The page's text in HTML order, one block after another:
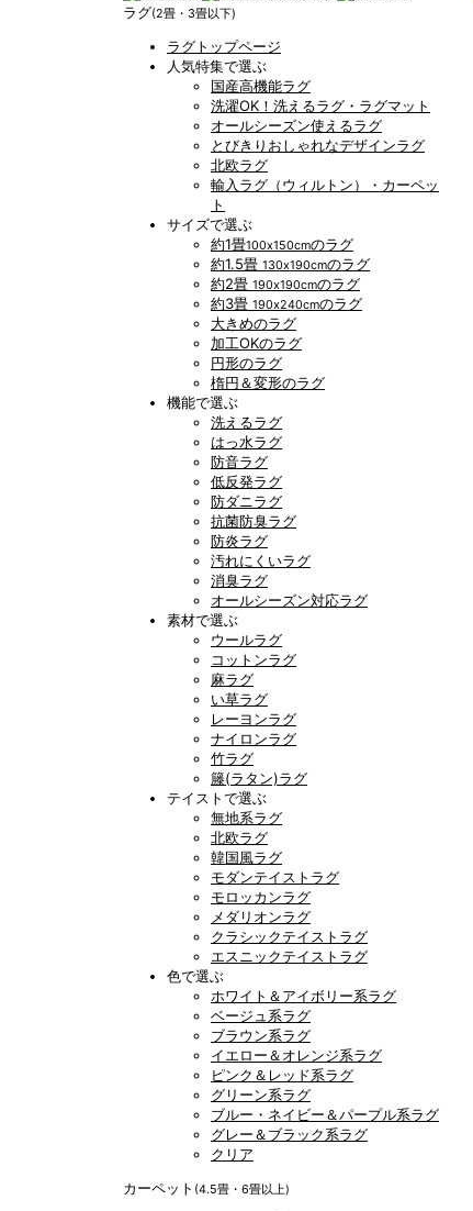
ラグ(2畳・3畳以下)
ラグトップページ
人気特集で選ぶ
国産高機能ラグ
洗濯OK！洗えるラグ・ラグマット
オールシーズン使えるラグ
とびきりおしゃれなデザインラグ
北欧ラグ
輸入ラグ（ウィルトン）・カーペッ
ト
サイズで選ぶ
約1畳100x150cmのラグ
約1.5畳 130x190cmのラグ
約2畳 190x190cmのラグ
約3畳 190x240cmのラグ
大きめのラグ
加工OKのラグ
円形のラグ
楕円＆変形のラグ
機能で選ぶ
洗えるラグ
はっ水ラグ
防音ラグ
低反発ラグ
防ダニラグ
抗菌防臭ラグ
防炎ラグ
汚れにくいラグ
消臭ラグ
オールシーズン対応ラグ
素材で選ぶ
ウールラグ
コットンラグ
麻ラグ
い草ラグ
レーヨンラグ
ナイロンラグ
竹ラグ
籐(ラタン)ラグ
テイストで選ぶ
無地系ラグ
北欧ラグ
韓国風ラグ
モダンテイストラグ
モロッカンラグ
メダリオンラグ
クラシックテイストラグ
エスニックテイストラグ
色で選ぶ
ホワイト＆アイボリー系ラグ
ベージュ系ラグ
ブラウン系ラグ
イエロー＆オレンジ系ラグ
ピンク＆レッド系ラグ
グリーン系ラグ
ブルー・ネイビー＆パープル系ラグ
グレー＆ブラック系ラグ
クリア
カーペット (4.5畳・6畳以上)